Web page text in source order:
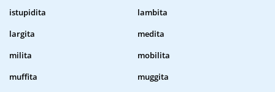
istupidita
lambita
largita
medita
milita
mobilita
muffita
muggita